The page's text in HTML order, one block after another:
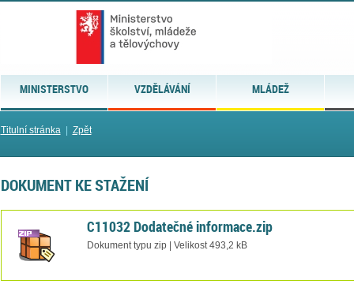
MINISTERSTVO VZDĚLÁVÁNÍ MLÁDEŽ
Titulní stránka| Zpět
DOKUMENT KE STAŽENÍ
C11032 Dodatečné informace.zip
Dokument typu zip | Velikost 493,2 kB